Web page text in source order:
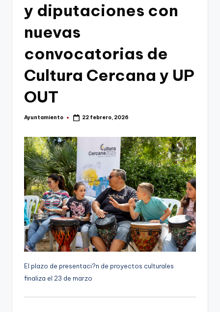
y diputaciones con
nuevas
convocatorias de
Cultura Cercana y UP
OUT
Publicado
Ayuntamiento 22 febrero, 2026
El plazo de presentaci?n de proyectos culturales
finaliza el 23 de marzo